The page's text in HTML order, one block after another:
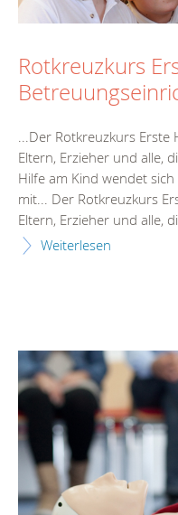
Rotkreuzkurs
...Der Rotkreuzkurs Erste
Eltern, Erzieher und alle,
Hilfe am Kind wendet sich
mit... Der Rotkreuzkurs
Eltern, Erzieher und alle,
Weiterlesen